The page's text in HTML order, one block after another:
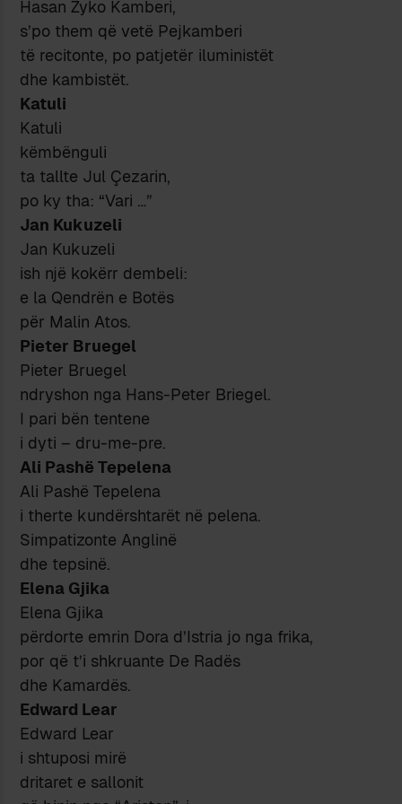
Hasan Zyko Kamberi,
s’po them që vetë Pejkamberi
të recitonte, po patjetër iluministët
dhe kambistët.
Katuli
Katuli
këmbënguli
ta tallte Jul Çezarin,
po ky tha: “Vari …”
Jan Kukuzeli
Jan Kukuzeli
ish një kokërr dembeli:
e la Qendrën e Botës
për Malin Atos.
Pieter Bruegel
Pieter Bruegel
ndryshon nga Hans-Peter Briegel.
I pari bën tentene
i dyti – dru-me-pre.
Ali Pashë Tepelena
Ali Pashë Tepelena
i therte kundërshtarët në pelena.
Simpatizonte Anglinë
dhe tepsinë.
Elena Gjika
Elena Gjika
përdorte emrin Dora d’Istria jo nga frika,
por që t’i shkruante De Radës
dhe Kamardës.
Edward Lear
Edward Lear
i shtuposi mirë
dritaret e sallonit